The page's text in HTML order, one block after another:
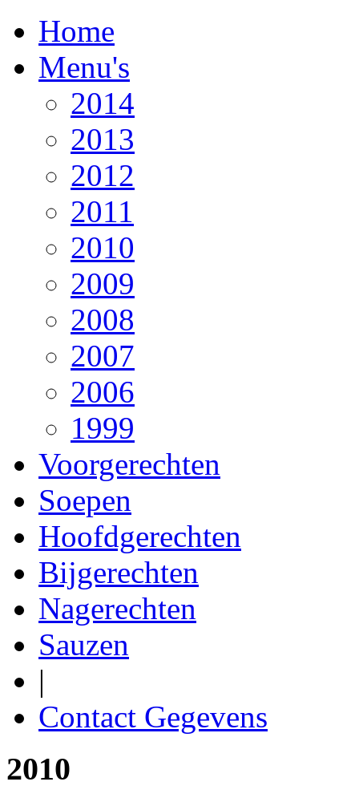
Home
Menu's
2014
2013
2012
2011
2010
2009
2008
2007
2006
1999
Voorgerechten
Soepen
Hoofdgerechten
Bijgerechten
Nagerechten
Sauzen
|
Contact Gegevens
2010